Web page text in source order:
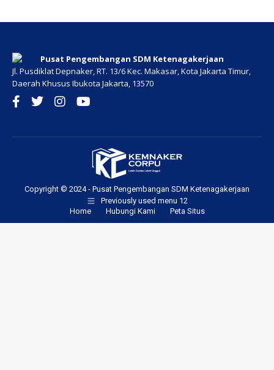
Pusat Pengembangan SDM Ketenagakerjaan
Jl. Pusdiklat Depnaker, RT. 13/6 Kec. Makasar, Kota Jakarta Timur,
Daerah Khusus Ibukota Jakarta, 13570
Copyright © 2024 - Pusat Pengembangan SDM Ketenagakerjaan
Previously used menu 12
Home
Hubungi Kami Peta Situs